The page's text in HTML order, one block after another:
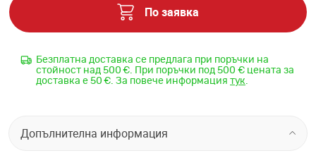
По заявка
Безплатна доставка се предлага при поръчки на
стойност над 500 €. При поръчки под 500 € цената за
доставка е 50 €. За повече информация тук.
Допълнителна информация